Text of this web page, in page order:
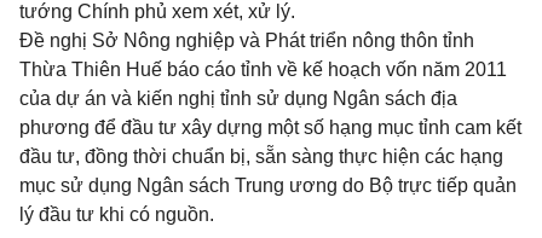
tướng Chính phủ xem xét, xử lý.
Đề nghị Sở Nông nghiệp và Phát triển nông thôn tỉnh
Thừa Thiên Huế báo cáo tỉnh về kế hoạch vốn năm 2011
của dự án và kiến nghị tỉnh sử dụng Ngân sách địa
phương để đầu tư xây dựng một số hạng mục tỉnh cam kết
đầu tư, đồng thời chuẩn bị, sẵn sàng thực hiện các hạng
mục sử dụng Ngân sách Trung ương do Bộ trực tiếp quản
lý đầu tư khi có nguồn.